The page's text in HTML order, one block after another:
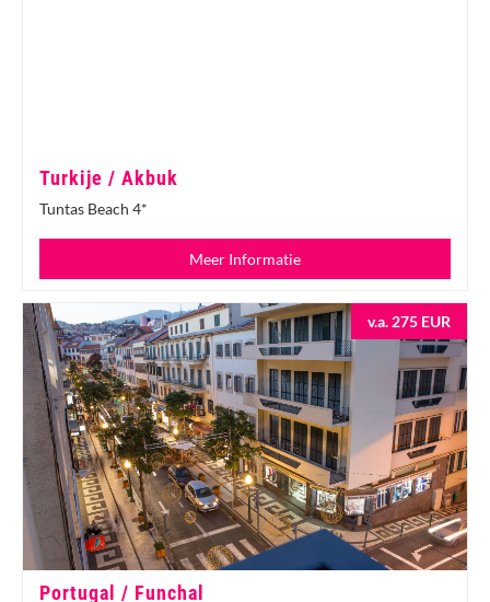
Turkije / Akbuk
Tuntas Beach 4*
Meer Informatie
v.a. 275 EUR
Portugal / Funchal